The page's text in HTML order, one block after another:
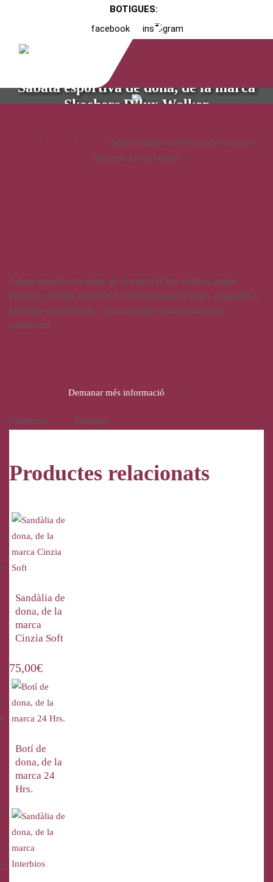
BOTIGUES:
facebook
instagram
Sabata esportiva de dona, de la marca
Skechers D’lux Walker
/ /
/ Sabata esportiva de dona, de la marca
Skechers D’lux Walker
Sabata esportiva de dona, de la marca D’lux Walker, ample
especial, plantilla extraible Air-cooled memory foam, adaptable a
plantilles ortopèdiques, sola de resalite de doble densitat
antilliscant
Demanar més informació
Categoria: Etiqueta:
Productes relacionats
Sandàlia de
dona, de la
marca
Cinzia Soft
75,00€
Botí de
dona, de la
marca 24
Hrs.